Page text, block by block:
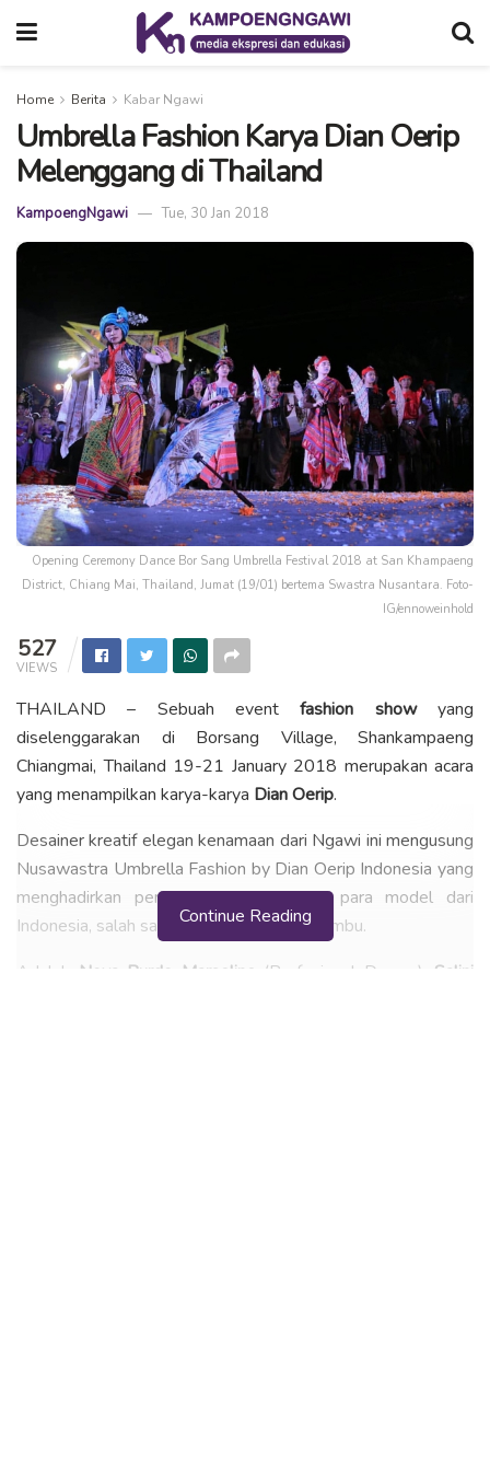
Home Berita Kabar Ngawi
Umbrella Fashion Karya Dian Oerip
Melenggang di Thailand
KampoengNgawi Tue, 30 Jan 2018
Opening Ceremony Dance Bor Sang Umbrella Festival 2018 at San Khampaeng
District, Chiang Mai, Thailand, Jumat (19/01) bertema Swastra Nusantara. Foto-
IG/ennoweinhold
527
VIEWS
THAILAND – Sebuah eventfashion showyang
diselenggarakan di Borsang Village, Shankampaeng
Chiangmai, Thailand 19-21 January 2018 merupakan acara
yang menampilkan karya-karya Dian Oerip.
Desainer kreatif elegan kenamaan dari Ngawi ini mengusung
Nusawastra Umbrella Fashion by Dian Oerip Indonesia yang
menghadirkan penampilan spesial dari para model dari
Indonesia, salah satunya juga dari koya bambu.
Adalah
Nova Burdo Marseline (Profesional Dancer), Salini
Continue Reading